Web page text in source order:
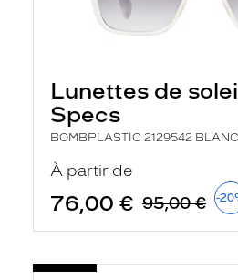
Lunettes de
Specs
BOMBPLASTIC 2129542
À partir de
76,00 € 95,00 € -